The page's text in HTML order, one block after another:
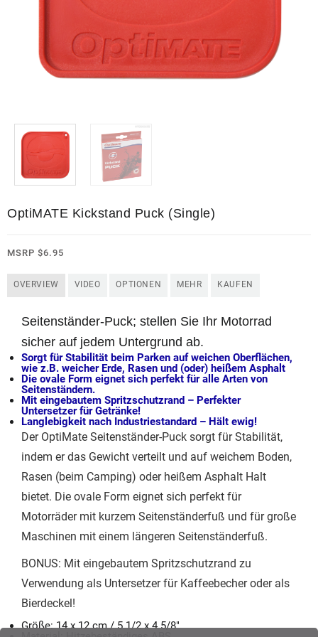
OptiMATE Kickstand Puck (Single)
MSRP $6.95
OVERVIEW VIDEO OPTIONEN MEHR KAUFEN
Seitenständer-Puck; stellen Sie Ihr Motorrad
sicher auf jedem Untergrund ab.
Sorgt für Stabilität beim Parken auf weichen Oberflächen,
wie z.B. weicher Erde, Rasen und (oder) heißem Asphalt
Die ovale Form eignet sich perfekt für alle Arten von
Seitenständern.
Mit eingebautem Spritzschutzrand – Perfekter
Untersetzer für Getränke!
Langlebigkeit nach Industriestandard – Hält ewig!
Der OptiMate Seitenständer-Puck sorgt für Stabilität,
indem er das Gewicht verteilt und auf weichem Boden,
Rasen (beim Camping) oder heißem Asphalt Halt
bietet. Die ovale Form eignet sich perfekt für
Motorräder mit kurzem Seitenständerfuß und für große
Maschinen mit einem längeren Seitenständerfuß.
BONUS: Mit eingebautem Spritzschutzrand zu
Verwendung als Untersetzer für Kaffeebecher oder als
Bierdeckel!
Größe: 14 x 12 cm / 5 1/2 x 4 5/8″